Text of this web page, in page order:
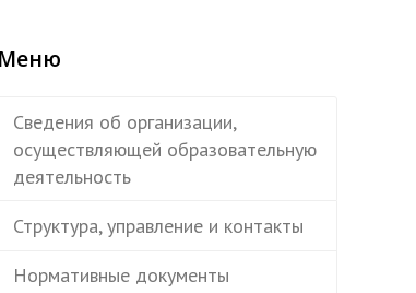
Меню
Сведения об организации,
осуществляющей образовательную
деятельность
Структура, управление и контакты
Нормативные документы